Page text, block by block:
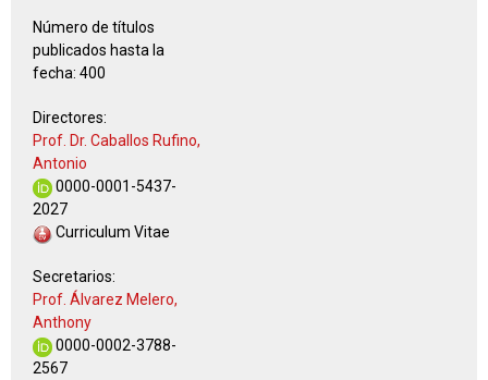
Número de títulos
publicados hasta la
fecha: 400
Directores:
Prof. Dr. Caballos Rufino,
Antonio
0000-0001-5437-
2027
Curriculum Vitae
Secretarios:
Prof. Álvarez Melero,
Anthony
0000-0002-3788-
2567